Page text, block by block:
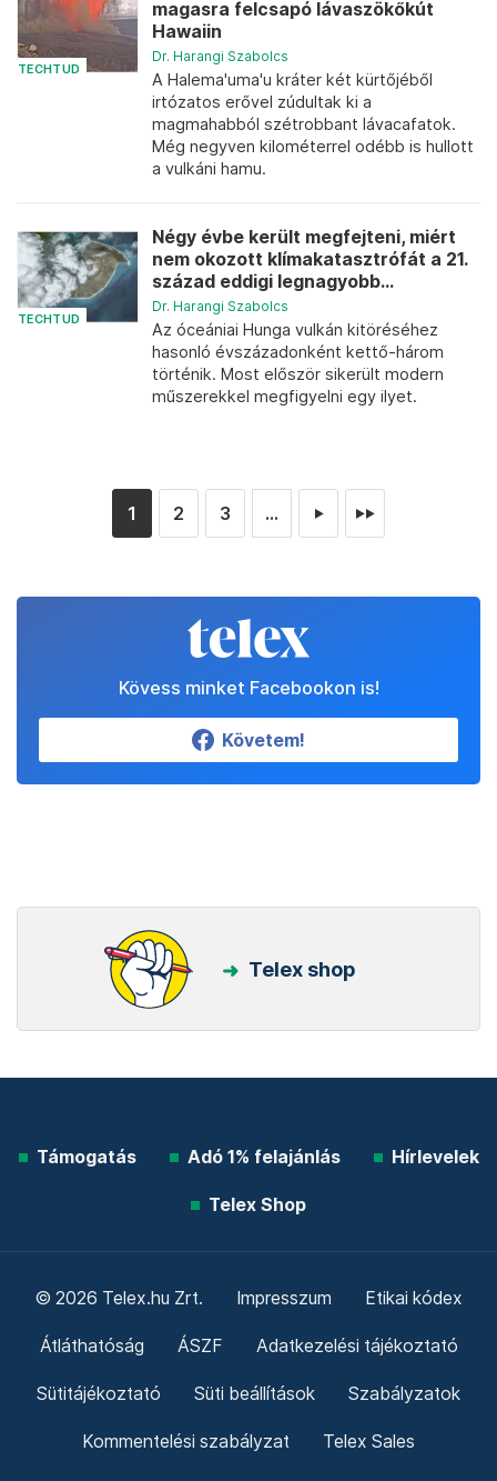
TECHTUD
magasra felcsapó lávaszökőkút
Hawaiin
Dr. Harangi Szabolcs
A Halema'uma'u kráter két kürtőjéből
irtózatos erővel zúdultak ki a
magmahabból szétrobbant lávacafatok.
Még negyven kilométerrel odébb is hullott
a vulkáni hamu.
TECHTUD
Négy évbe került megfejteni, miért
nem okozott klímakatasztrófát a 21.
század eddigi legnagyobb...
Dr. Harangi Szabolcs
Az óceániai Hunga vulkán kitöréséhez
hasonló évszázadonként kettő-három
történik. Most először sikerült modern
műszerekkel megfigyelni egy ilyet.
1 2 3 ... ► ►►
Kövess minket Facebookon is!
Követem!
Telex shop
Támogatás Adó 1% felajánlás Hírlevelek
Telex Shop
© 2026 Telex.hu Zrt. Impresszum Etikai kódex
Átláthatóság ÁSZF Adatkezelési tájékoztató
Sütitájékoztató Süti beállítások Szabályzatok
Kommentelési szabályzat Telex Sales